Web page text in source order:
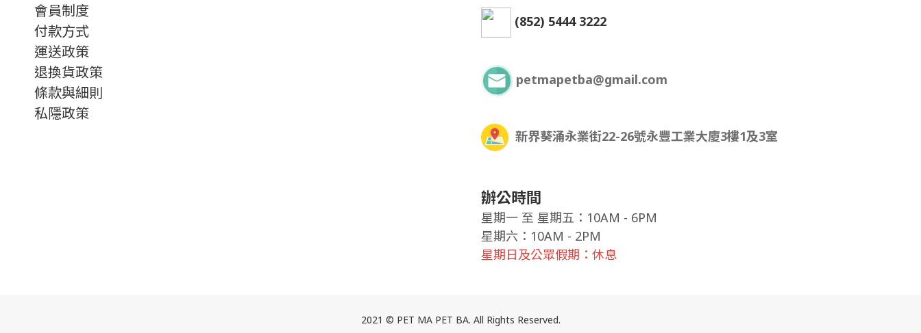
會員制度
付款方式
運送政策
退換貨政策
條款與細則
私隱政策
(852) 5444 3222
petmapetba@gmail.com
新界葵涌永業街22-26號永豐工業大廈3樓1及3室
辦公時間
星期一 至 星期五：10AM - 6PM
星期六：10AM - 2PM
星期日及公眾假期：休息
2021 © PET MA PET BA. All Rights Reserved.